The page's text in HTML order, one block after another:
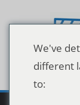
Inhalt
We've
different
to: